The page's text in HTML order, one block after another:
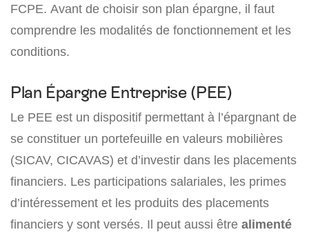
FCPE. Avant de choisir son plan épargne, il faut
comprendre les modalités de fonctionnement et les
conditions.
Plan Épargne Entreprise (PEE)
Le PEE est un dispositif permettant à l’épargnant de
se constituer un portefeuille en valeurs mobilières
(SICAV, CICAVAS) et d’investir dans les placements
financiers. Les participations salariales, les primes
d’intéressement et les produits des placements
financiers y sont versés. Il peut aussi être alimenté